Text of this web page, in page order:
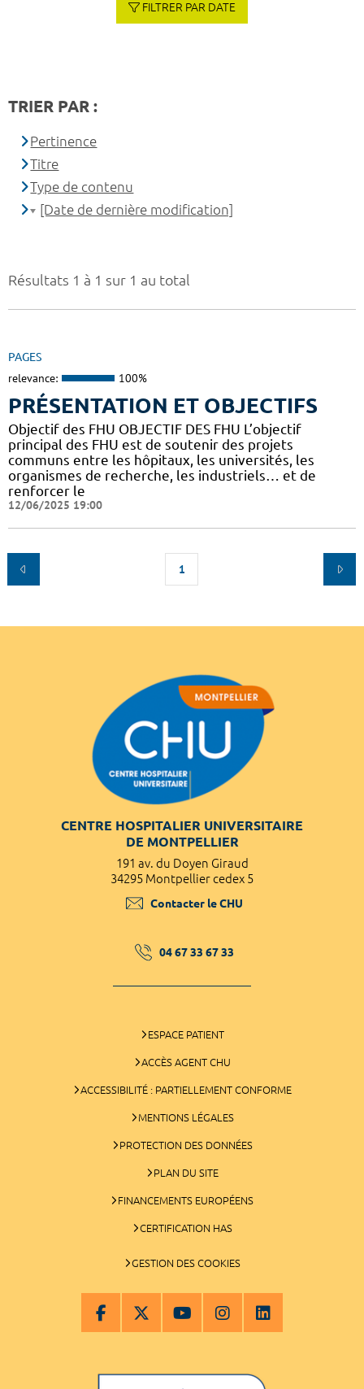
Résultats 1 à 1 sur 1 au total
PAGES
relevance: 100%
PRÉSENTATION ET OBJECTIFS
Objectif des FHU OBJECTIF DES FHU L’objectif
principal des FHU est de soutenir des projets
communs entre les hôpitaux, les universités, les
organismes de recherche, les industriels… et de
renforcer le
12/06/2025 19:00
1
FILTRER PAR DATE
TRIER PAR :
Pertinence
Titre
Type de contenu
[Date de dernière modification]
CENTRE HOSPITALIER UNIVERSITAIRE
DE MONTPELLIER
191 av. du Doyen Giraud
34295 Montpellier cedex 5
Contacter le CHU
04 67 33 67 33
ESPACE PATIENT
ACCÈS AGENT CHU
ACCESSIBILITÉ : PARTIELLEMENT CONFORME
MENTIONS LÉGALES
PROTECTION DES DONNÉES
PLAN DU SITE
FINANCEMENTS EUROPÉENS
CERTIFICATION HAS
GESTION DES COOKIES